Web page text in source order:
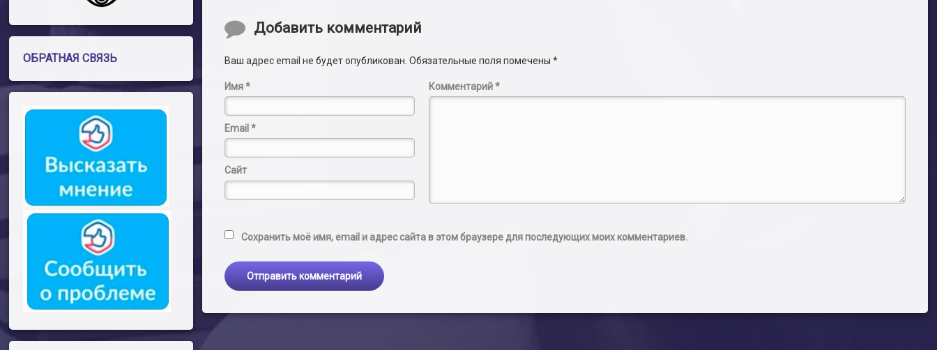
Комментарии
Добавить комментарий
Ваш адрес email не будет опубликован. Обязательные поля помечены*
Комментарий*
Имя*
Email*
Сайт
Сохранить моё имя, email и адрес сайта в этом браузере для последующих моих комментариев.
ОБРАТНАЯ СВЯЗЬ